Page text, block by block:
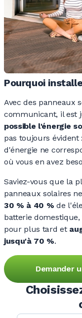
Pourquoi
Avec des panneaux
communicant, il est
possible l'énergie
pas toujours évident :
d'énergie ne
où vous en avez
Saviez-vous que la
panneaux solaires
30 % à 40 % de
batterie
pour plus tard et
jusqu'à 70 %.
Demander